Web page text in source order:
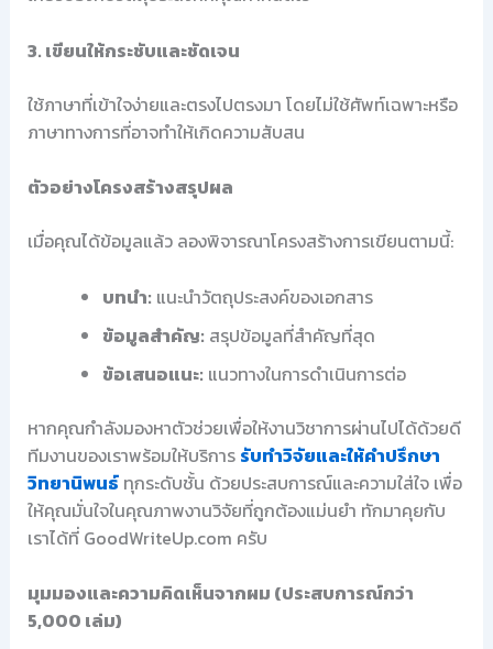
3. เขียนให้กระชับและชัดเจน
ใช้ภาษาที่เข้าใจง่ายและตรงไปตรงมา โดยไม่ใช้ศัพท์เฉพาะหรือ
ภาษาทางการที่อาจทำให้เกิดความสับสน
ตัวอย่างโครงสร้างสรุปผล
เมื่อคุณได้ข้อมูลแล้ว ลองพิจารณาโครงสร้างการเขียนตามนี้:
บทนำ: แนะนำวัตถุประสงค์ของเอกสาร
ข้อมูลสำคัญ: สรุปข้อมูลที่สำคัญที่สุด
ข้อเสนอแนะ: แนวทางในการดำเนินการต่อ
หากคุณกำลังมองหาตัวช่วยเพื่อให้งานวิชาการผ่านไปได้ด้วยดี
ทีมงานของเราพร้อมให้บริการ รับทำวิจัยและให้คำปรึกษา
วิทยานิพนธ์ทุกระดับชั้น ด้วยประสบการณ์และความใส่ใจ เพื่อ
ให้คุณมั่นใจในคุณภาพงานวิจัยที่ถูกต้องแม่นยำ ทักมาคุยกับ
เราได้ที่ GoodWriteUp.com ครับ
มุมมองและความคิดเห็นจากผม (ประสบการณ์กว่า
5,000 เล่ม)